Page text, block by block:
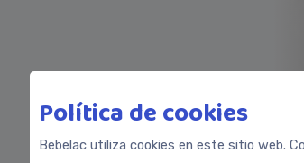
Política de cookies
Bebelac utiliza cookies en este sitio web.